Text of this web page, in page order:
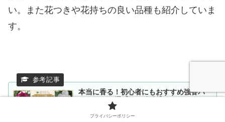
い。また花つきや花持ちの良い品種も紹介していま
す。
本当に香る！初心者にもおすすめ強香バ
ラベスト10選【2026年版】
初心者でも育てやすい！100本以上のバラを育てる中
で、本当に香ると感じた強香バラをランキング形式で
プライバシーポリシー